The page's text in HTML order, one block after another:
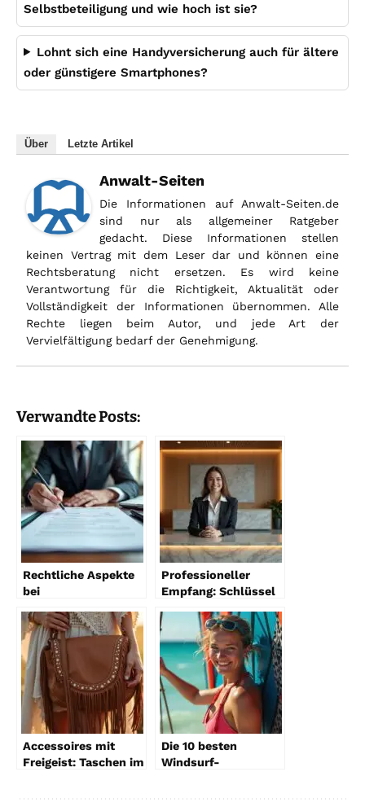
Selbstbeteiligung und wie hoch ist sie?
Lohnt sich eine Handyversicherung auch für ältere
oder günstigere Smartphones?
Über Letzte Artikel
Anwalt-Seiten
Die Informationen auf Anwalt-Seiten.de
sind nur als allgemeiner Ratgeber
gedacht. Diese Informationen stellen
keinen Vertrag mit dem Leser dar und können eine
Rechtsberatung nicht ersetzen. Es wird keine
Verantwortung für die Richtigkeit, Aktualität oder
Vollständigkeit der Informationen übernommen. Alle
Rechte liegen beim Autor, und jede Art der
Vervielfältigung bedarf der Genehmigung.
Verwandte Posts:
Rechtliche Aspekte
bei
2026
Professioneller
Empfang: Schlüssel
Accessoires mit
Freigeist: Taschen im
Die 10 besten
Windsurf-